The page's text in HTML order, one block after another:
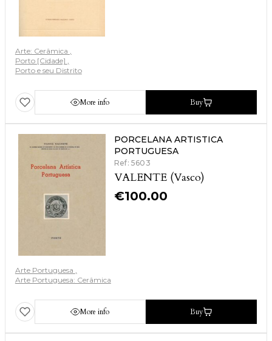
Arte: Cerâmica
Porto [Cidade]
Porto e seu Distrito
More info Buy
PORCELANA ARTISTICA
PORTUGUESA
Ref: 5603
VALENTE (Vasco)
€100.00
Arte Portuguesa
Arte Portuguesa: Cerâmica
More info Buy